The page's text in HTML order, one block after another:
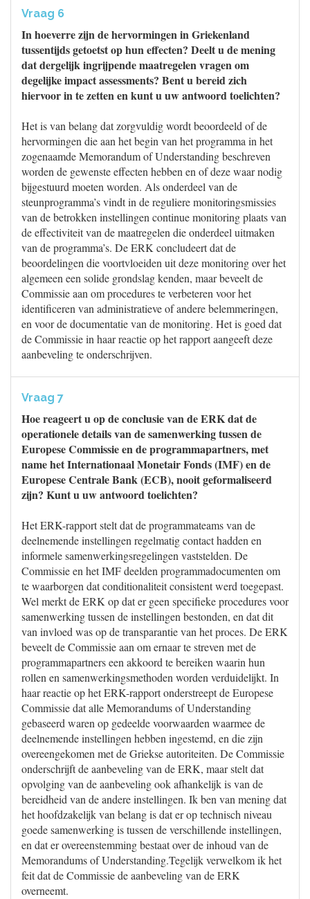
Vraag 6
In hoeverre zijn de hervormingen in Griekenland
tussentijds getoetst op hun effecten? Deelt u de mening
dat dergelijk ingrijpende maatregelen vragen om
degelijke impact assessments? Bent u bereid zich
hiervoor in te zetten en kunt u uw antwoord toelichten?
Het is van belang dat zorgvuldig wordt beoordeeld of de
hervormingen die aan het begin van het programma in het
zogenaamde Memorandum of Understanding beschreven
worden de gewenste effecten hebben en of deze waar nodig
bijgestuurd moeten worden. Als onderdeel van de
steunprogramma’s vindt in de reguliere monitoringsmissies
van de betrokken instellingen continue monitoring plaats van
de effectiviteit van de maatregelen die onderdeel uitmaken
van de programma’s. De ERK concludeert dat de
beoordelingen die voortvloeiden uit deze monitoring over het
algemeen een solide grondslag kenden, maar beveelt de
Commissie aan om procedures te verbeteren voor het
identificeren van administratieve of andere belemmeringen,
en voor de documentatie van de monitoring. Het is goed dat
de Commissie in haar reactie op het rapport aangeeft deze
aanbeveling te onderschrijven.
Vraag 7
Hoe reageert u op de conclusie van de ERK dat de
operationele details van de samenwerking tussen de
Europese Commissie en de programmapartners, met
name het Internationaal Monetair Fonds (IMF) en de
Europese Centrale Bank (ECB), nooit geformaliseerd
zijn? Kunt u uw antwoord toelichten?
Het ERK-rapport stelt dat de programmateams van de
deelnemende instellingen regelmatig contact hadden en
informele samenwerkingsregelingen vaststelden. De
Commissie en het IMF deelden programmadocumenten om
te waarborgen dat conditionaliteit consistent werd toegepast.
Wel merkt de ERK op dat er geen specifieke procedures voor
samenwerking tussen de instellingen bestonden, en dat dit
van invloed was op de transparantie van het proces. De ERK
beveelt de Commissie aan om ernaar te streven met de
programmapartners een akkoord te bereiken waarin hun
rollen en samenwerkingsmethoden worden verduidelijkt. In
haar reactie op het ERK-rapport onderstreept de Europese
Commissie dat alle Memorandums of Understanding
gebaseerd waren op gedeelde voorwaarden waarmee de
deelnemende instellingen hebben ingestemd, en die zijn
overeengekomen met de Griekse autoriteiten. De Commissie
onderschrijft de aanbeveling van de ERK, maar stelt dat
opvolging van de aanbeveling ook afhankelijk is van de
bereidheid van de andere instellingen. Ik ben van mening dat
het hoofdzakelijk van belang is dat er op technisch niveau
goede samenwerking is tussen de verschillende instellingen,
en dat er overeenstemming bestaat over de inhoud van de
Memorandums of Understanding.Tegelijk verwelkom ik het
feit dat de Commissie de aanbeveling van de ERK
overneemt.